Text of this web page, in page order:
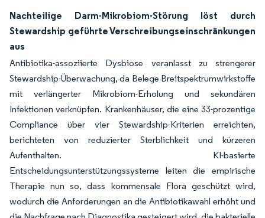
Nachteilige Darm-Mikrobiom-Störung löst durch
Stewardship geführte Verschreibungseinschränkungen
aus
Antibiotika-assoziierte Dysbiose veranlasst zu strengerer
Stewardship-Überwachung, da Belege Breitspektrumwirkstoffe
mit verlängerter Mikrobiom-Erholung und sekundären
Infektionen verknüpfen. Krankenhäuser, die eine 33-prozentige
Compliance über vier Stewardship-Kriterien erreichten,
berichteten von reduzierter Sterblichkeit und kürzeren
Aufenthalten. KI-basierte
Entscheidungsunterstützungssysteme leiten die empirische
Therapie nun so, dass kommensale Flora geschützt wird,
wodurch die Anforderungen an die Antibiotikawahl erhöht und